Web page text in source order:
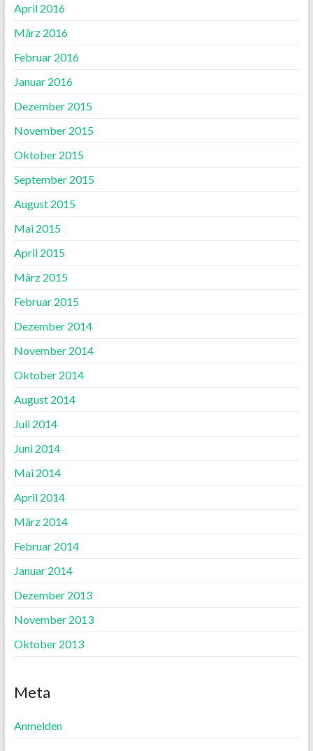
April 2016
März 2016
Februar 2016
Januar 2016
Dezember 2015
November 2015
Oktober 2015
September 2015
August 2015
Mai 2015
April 2015
März 2015
Februar 2015
Dezember 2014
November 2014
Oktober 2014
August 2014
Juli 2014
Juni 2014
Mai 2014
April 2014
März 2014
Februar 2014
Januar 2014
Dezember 2013
November 2013
Oktober 2013
Meta
Anmelden